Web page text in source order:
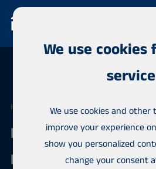
HABITA JOENSUU
Real Estate Agent /
We use
service
We use cookies and other
improve your experience
show you personalized
change your consent